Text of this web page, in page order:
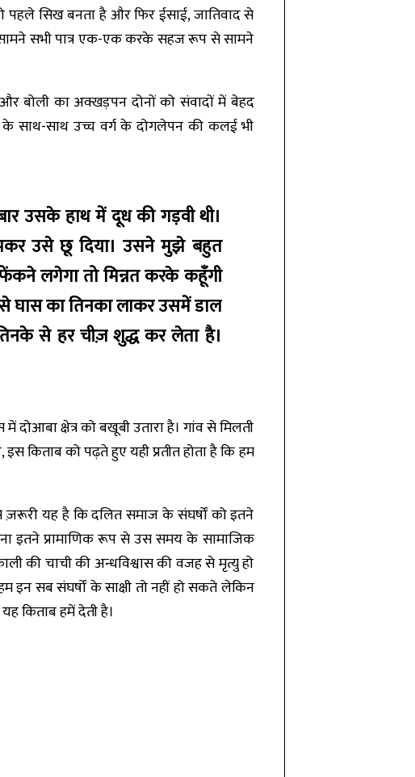
पहले सिख बनता है और फिर ईसाई, जातिवाद से
सामने सभी पात्र एक-एक करके सहज रूप से सामने
बोली का अक्खड़पन दोनों को संवादों में बेहद
के साथ-साथ उच्च वर्ग के दोगलेपन की कलई भी
उसके हाथ में दूध की गड़वी थी।
उसे छू दिया। उसने मुझे बहुत
लगेगा तो मिन्नत करके कहूँगी
घास का तिनका लाकर उसमें डाल
से हर चीज़ शुद्ध कर लेता है।
क्षेत्र को बखूबी उतारा है। गांव से मिलती
इस किताब को पढ़ते हुए यही प्रतीत होता है कि हम
यह है कि दलित समाज के संघर्षों को इतने
इतने प्रामाणिक रूप से उस समय के सामाजिक
की चाची की अन्धविश्वास की वजह से मृत्यु हो
इन सब संघर्षों के साक्षी तो नहीं हो सकते लेकिन
किताब हमें देती है।